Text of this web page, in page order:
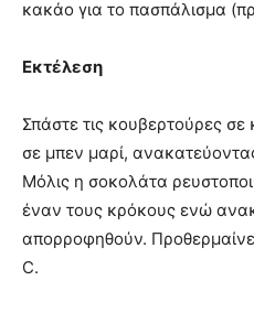
κακάο για το πασπάλισμα
Εκτέλεση
Σπάστε τις κουβερτούρες
σε μπεν μαρί,
Μόλις η σοκολάτα
έναν τους κρόκους ενώ
απορροφηθούν.
C.